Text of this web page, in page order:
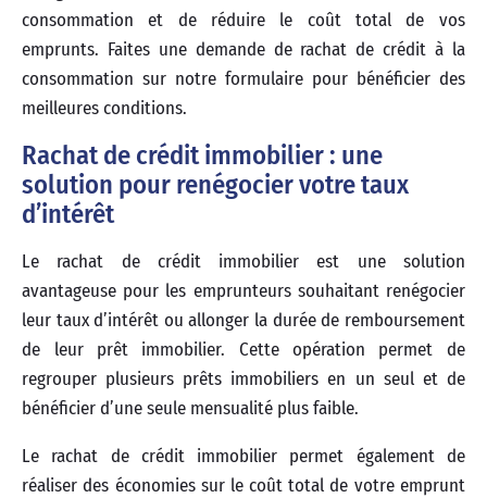
consommation et de réduire le coût total de vos
emprunts. Faites une demande de rachat de crédit à la
consommation sur notre formulaire pour bénéficier des
meilleures conditions.
Rachat de crédit immobilier : une
solution pour renégocier votre taux
d’intérêt
Le rachat de crédit immobilier est une solution
avantageuse pour les emprunteurs souhaitant renégocier
leur taux d’intérêt ou allonger la durée de remboursement
de leur prêt immobilier. Cette opération permet de
regrouper plusieurs prêts immobiliers en un seul et de
bénéficier d’une seule mensualité plus faible.
Le rachat de crédit immobilier permet également de
réaliser des économies sur le coût total de votre emprunt